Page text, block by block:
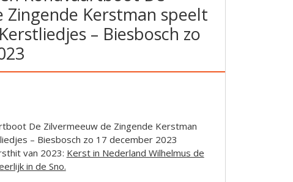
Zingende Kerstman speelt
– Biesbosch zo
De Zilvermeeuw de Zingende Kerstman
– Biesbosch zo 17 december 2023
van 2023: Kerst in Nederland Wilhelmus de
in de Sno.